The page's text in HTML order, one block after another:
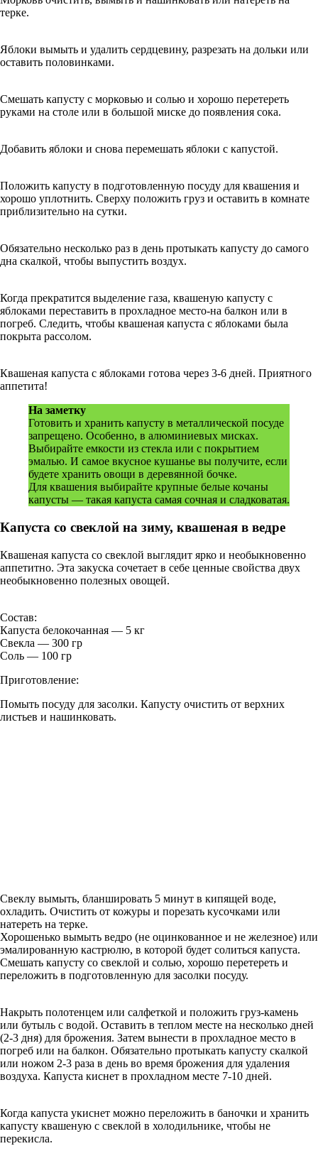
терке.
Яблоки вымыть и удалить сердцевину, разрезать на дольки или
оставить половинками.
Смешать капусту с морковью и солью и хорошо перетереть
руками на столе или в большой миске до появления сока.
Добавить яблоки и снова перемешать яблоки с капустой.
Положить капусту в подготовленную посуду для квашения и
хорошо уплотнить. Сверху положить груз и оставить в комнате
приблизительно на сутки.
Обязательно несколько раз в день протыкать капусту до самого
дна скалкой, чтобы выпустить воздух.
Когда прекратится выделение газа, квашеную капусту с
яблоками переставить в прохладное место-на балкон или в
погреб. Следить, чтобы квашеная капуста с яблоками была
покрыта рассолом.
Квашеная капуста с яблоками готова через 3-6 дней. Приятного
аппетита!
На заметку
Готовить и хранить капусту в металлической посуде
запрещено. Особенно, в алюминиевых мисках.
Выбирайте емкости из стекла или с покрытием
эмалью. И самое вкусное кушанье вы получите, если
будете хранить овощи в деревянной бочке.
Для квашения выбирайте крупные белые кочаны
капусты — такая капуста самая сочная и сладковатая.
Капуста со свеклой на зиму, квашеная в ведре
Квашеная капуста со свеклой выглядит ярко и необыкновенно
аппетитно. Эта закуска сочетает в себе ценные свойства двух
необыкновенно полезных овощей.
Состав:
Капуста белокочанная — 5 кг
Свекла — 300 гр
Соль — 100 гр
Приготовление:
Помыть посуду для засолки. Капусту очистить от верхних
листьев и нашинковать.
Свеклу вымыть, бланшировать 5 минут в кипящей воде,
охладить. Очистить от кожуры и порезать кусочками или
натереть на терке.
Хорошенько вымыть ведро (не оцинкованное и не железное) или
эмалированную кастрюлю, в которой будет солиться капуста.
Смешать капусту со свеклой и солью, хорошо перетереть и
переложить в подготовленную для засолки посуду.
Накрыть полотенцем или салфеткой и положить груз-камень
или бутыль с водой. Оставить в теплом месте на несколько дней
(2-3 дня) для брожения. Затем вынести в прохладное место в
погреб или на балкон. Обязательно протыкать капусту скалкой
или ножом 2-3 раза в день во время брожения для удаления
воздуха. Капуста киснет в прохладном месте 7-10 дней.
Когда капуста укиснет можно переложить в баночки и хранить
капусту квашеную с свеклой в холодильнике, чтобы не
перекисла.